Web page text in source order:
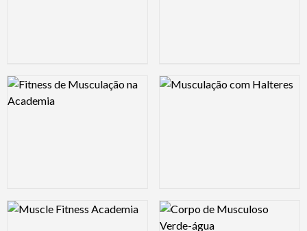
Logo Preview Image Logo Preview Image
Logo Preview Image Logo Preview Image